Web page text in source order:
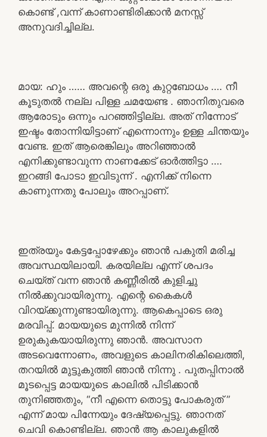
കൊണ്ട് ,വന്ന് കാണാണ്ടിരിക്കാൻ മനസ്സ്
അനുവദിച്ചില്ല.
മായ: ഹും …… അവന്റെ ഒരു കുറ്റബോധം …. നീ
കൂടുതൽ നല്ല പിള്ള ചമയേണ്ട . ഞാനിതുവരെ
ആരോടും ഒന്നും പറഞ്ഞിട്ടില്ല. അത് നിന്നോട്
ഇഷ്ടം തോന്നിയിട്ടാണ് എന്നൊന്നും ഉള്ള ചിന്തയും
വേണ്ട. ഇത് ആരെങ്കിലും അറിഞ്ഞാൽ
എനിക്കുണ്ടാവുന്ന നാണക്കേട് ഓർത്തിട്ടാ ….
ഇറങ്ങി പോടാ ഇവിടുന്ന് . എനിക്ക് നിന്നെ
കാണുന്നതു പോലും അറപ്പാണ്.
ഇത്രയും കേട്ടപ്പോഴേക്കും ഞാൻ പകുതി മരിച്ച
അവസ്ഥയിലായി. കരയില്ല എന്ന് ശപദം
ചെയ്ത് വന്ന ഞാൻ കണ്ണീരിൽ കുളിച്ചു
നിൽക്കുവായിരുന്നു. എന്റെ കൈകൾ
വിറയ്ക്കുന്നുണ്ടായിരുന്നു. ആകെപ്പാടെ ഒരു
മരവിപ്പ്. മായയുടെ മുന്നിൽ നിന്ന്
ഉരുകുകയായിരുന്നു ഞാൻ. അവസാന
അടവെന്നോണം, അവളുടെ കാലിനരികിലെത്തി,
തറയിൽ മുട്ടുകുത്തി ഞാൻ നിന്നു . പുതപ്പിനാൽ
മൂടപ്പെട്ട മായയുടെ കാലിൽ പിടിക്കാൻ
തുനിഞ്ഞതും, “നീ എന്നെ തൊട്ടു പോകരുത് ”
എന്ന് മായ പിന്നേയും ദേഷ്യപ്പെട്ടു. ഞാനത്
ചെവി കൊണ്ടില്ല. ഞാൻ ആ കാലുകളിൽ